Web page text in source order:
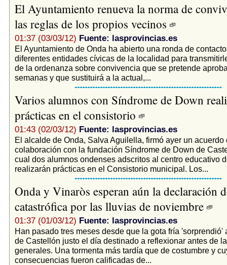
El Ayuntamiento renueva la norma de
las reglas de los propios vecinos
01:37 (03/03/12) Fuente: lasprovincias.es
El Ayuntamiento de Onda ha abierto una ronda de
diferentes entidades cívicas de la localidad para
de la ordenanza sobre convivencia que se pretende
semanas y que sustituirá a la actual,...
Varios alumnos con Síndrome de Down
prácticas en el consistorio
01:43 (02/03/12) Fuente: lasprovincias.es
El alcalde de Onda, Salva Aguilella, firmó ayer un acuerdo
colaboración con la fundación Síndrome de Down de
cual dos alumnos ondenses adscritos al centro educativo
realizarán prácticas en el Consistorio municipal. Los...
Onda y Vinaròs esperan aún la declaración
catastrófica por las lluvias de noviembre
01:37 (01/03/12) Fuente: lasprovincias.es
Han pasado tres meses desde que la gota fría 'sorprendió'
de Castellón justo el día destinado a reflexionar antes de
generales. Una tormenta más tardía que de costumbre y
consecuencias fueron calificadas de...